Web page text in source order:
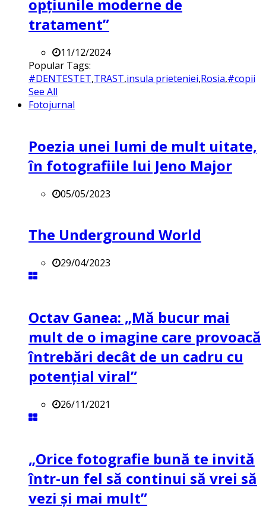
opțiunile moderne de
tratament”
11/12/2024
Popular Tags:
#DENTESTET,TRAST,insula prieteniei,Rosia,#copii
See All
Fotojurnal
Poezia unei lumi de mult uitate,
în fotografiile lui Jeno Major
05/05/2023
The Underground World
29/04/2023
Octav Ganea: „Mă bucur mai
mult de o imagine care provoacă
întrebări decât de un cadru cu
potenţial viral”
26/11/2021
„Orice fotografie bună te invită
într-un fel să continui să vrei să
vezi și mai mult”